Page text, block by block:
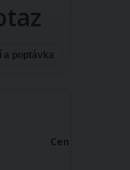
a poptávka
Cena: